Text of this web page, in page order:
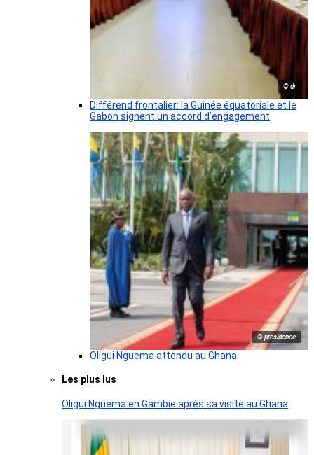
© dr
Différend frontalier: la Guinée équatoriale et le
Gabon signent un accord d’engagement
© presidence
Oligui Nguema attendu au Ghana
Les plus lus
Oligui Nguema en Gambie après sa visite au Ghana